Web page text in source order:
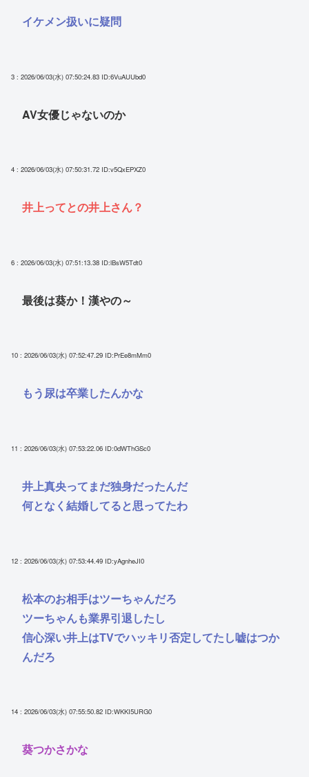
イケメン扱いに疑問
3 : 2026/06/03(水) 07:50:24.83 ID:6VuAUUbd0
AV女優じゃないのか
4 : 2026/06/03(水) 07:50:31.72 ID:v5QxEPXZ0
井上ってとの井上さん？
6 : 2026/06/03(水) 07:51:13.38 ID:lBsW5Tdt0
最後は葵か！漢やの～
10 : 2026/06/03(水) 07:52:47.29 ID:PrEe8mMm0
もう尿は卒業したんかな
11 : 2026/06/03(水) 07:53:22.06 ID:0dWThGSc0
井上真央ってまだ独身だったんだ
何となく結婚してると思ってたわ
12 : 2026/06/03(水) 07:53:44.49 ID:yAgnheJI0
松本のお相手はツーちゃんだろ
ツーちゃんも業界引退したし
信心深い井上はTVでハッキリ否定してたし嘘はつか
んだろ
14 : 2026/06/03(水) 07:55:50.82 ID:WKKI5URG0
葵つかさかな